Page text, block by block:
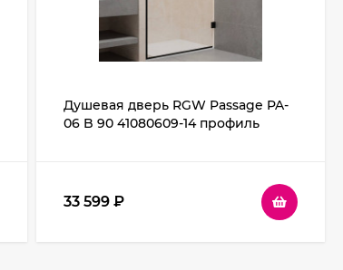
Душевая дверь RGW Passage PA-
06 B 90 41080609-14 профиль
33 599 ₽